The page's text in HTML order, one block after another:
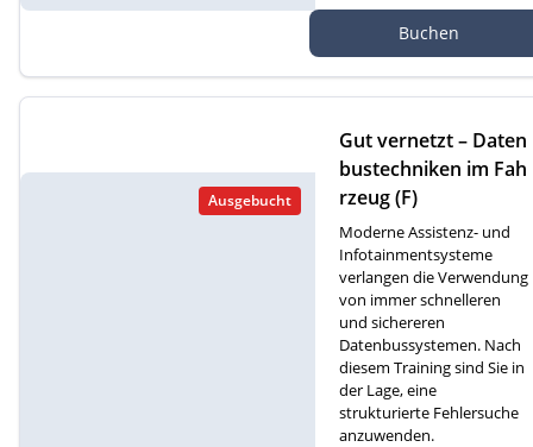
atte 1D, 6260 Reiden
Buchen
Ausgebucht
Gut vernetzt – Daten
bustechniken im Fah
rzeug (F)
Moderne Assistenz- und
Infotainmentsysteme
verlangen die Verwendung
von immer schnelleren
und sichereren
Datenbussystemen. Nach
diesem Training sind Sie in
der Lage, eine
strukturierte Fehlersuche
anzuwenden.